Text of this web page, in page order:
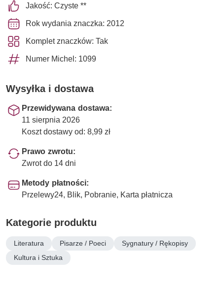
Jakość: Czyste **
Rok wydania znaczka: 2012
Komplet znaczków: Tak
Numer Michel: 1099
Wysyłka i dostawa
Przewidywana dostawa:
11 sierpnia 2026
Koszt dostawy od: 8,99 zł
Prawo zwrotu:
Zwrot do 14 dni
Metody płatności:
Przelewy24, Blik, Pobranie, Karta płatnicza
Kategorie produktu
Literatura Pisarze / Poeci
Sygnatury / Rękopisy
Kultura i Sztuka